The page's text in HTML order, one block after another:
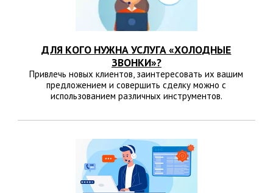
ДЛЯ КОГО НУЖНА УСЛУГА «ХОЛОДНЫЕ
ЗВОНКИ»?
Привлечь новых клиентов, заинтересовать их вашим
предложением и совершить сделку можно с
использованием различных инструментов.